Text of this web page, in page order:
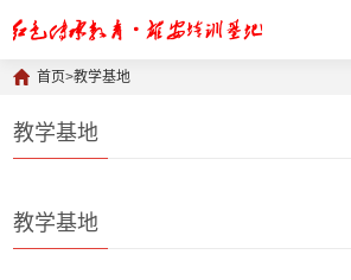
首页>教学基地
教学基地
教学基地